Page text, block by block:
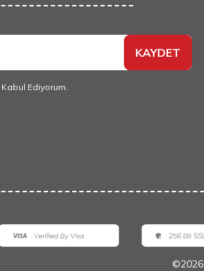
KAYDET
Ediyorum.
©2026